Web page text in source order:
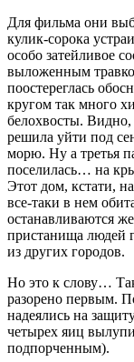
Для фильма они
кулик-сорока
особо затейливое
выложенным
поостереглась
кругом так много
белохвосты.
решила уйти под
морю. Ну а третья
поселилась… на
Этот дом, кстати,
все-таки в нем
останавливаются
пристанища людей
из других городов.
Но это к слову… Так
разорено первым.
надеялись на
четырех яиц
подпорченным).